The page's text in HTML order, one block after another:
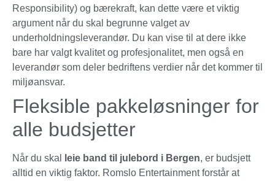
Responsibility) og bærekraft, kan dette være et viktig
argument når du skal begrunne valget av
underholdningsleverandør. Du kan vise til at dere ikke
bare har valgt kvalitet og profesjonalitet, men også en
leverandør som deler bedriftens verdier når det kommer til
miljøansvar.
Fleksible pakkeløsninger for
alle budsjetter
Når du skal leie band til julebord i Bergen, er budsjett
alltid en viktig faktor. Romslo Entertainment forstår at